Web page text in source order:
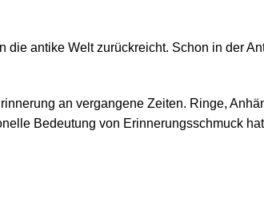
antike Welt zurückreicht. Schon in der
an vergangene Zeiten. Ringe,
Bedeutung von Erinnerungsschmuck